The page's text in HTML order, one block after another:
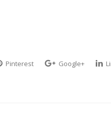
Pinterest Google+